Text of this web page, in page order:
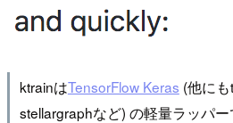
ktrainはTensorFlow Keras (他に
stellargraphなど) の軽量ラッパ